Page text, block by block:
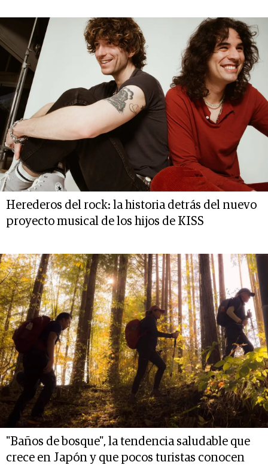
Herederos del rock: la historia detrás del nuevo
proyecto musical de los hijos de KISS
"Baños de bosque", la tendencia saludable que
crece en Japón y que pocos turistas conocen